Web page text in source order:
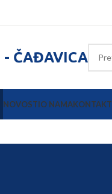
- ČAĐAVICA
NOVOSTIO NAMAKONTAKT